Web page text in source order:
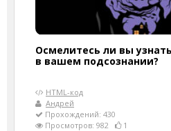
Осмелитесь ли вы
в вашем подсознании?
HTML-код
Андрей
Прохождений: 430
Просмотров: 982
1